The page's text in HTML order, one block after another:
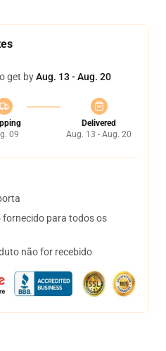
get byAug. 13 - Aug. 20
09
Delivered
Aug. 13 - Aug. 20
para todos os
não for recebido